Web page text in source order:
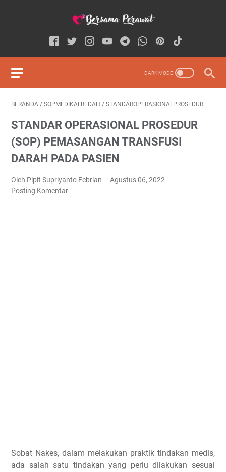
BERANDA / SOPMEDIKALBEDAH / STANDAROPERASIONALPROSEDUR
STANDAR OPERASIONAL PROSEDUR
(SOP) PEMASANGAN TRANSFUSI
DARAH PADA PASIEN
Oleh Pipit Supriyanto Febrian
Agustus 06, 2022
Posting Komentar
Sobat Nakes, dalam melakukan praktik tindakan medis,
ada salah satu tindakan yang perlu dilakukan sesuai